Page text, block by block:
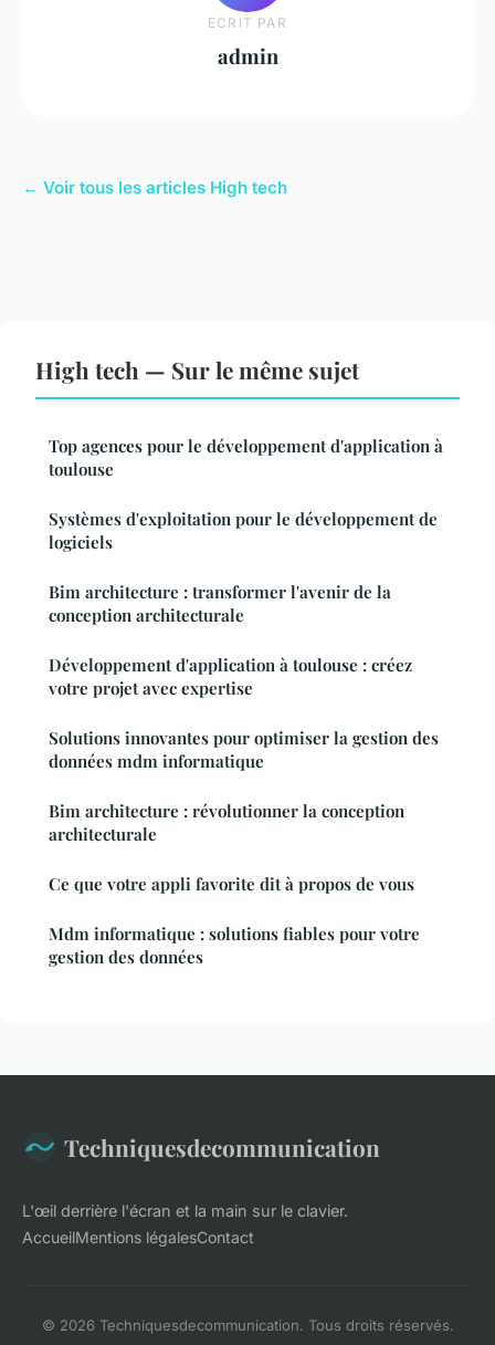
ECRIT PAR
admin
← Voir tous les articles High tech
High tech — Sur le même sujet
Top agences pour le développement d'application à
toulouse
Systèmes d'exploitation pour le développement de
logiciels
Bim architecture : transformer l'avenir de la
conception architecturale
Développement d'application à toulouse : créez
votre projet avec expertise
Solutions innovantes pour optimiser la gestion des
données mdm informatique
Bim architecture : révolutionner la conception
architecturale
Ce que votre appli favorite dit à propos de vous
Mdm informatique : solutions fiables pour votre
gestion des données
Techniquesdecommunication
L'œil derrière l'écran et la main sur le clavier.
AccueilMentions légalesContact
© 2026 Techniquesdecommunication. Tous droits réservés.